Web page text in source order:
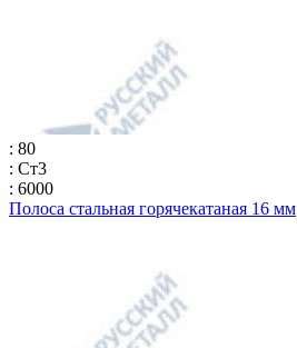
: 80
: Ст3
: 6000
Полоса стальная горячекатаная 16 мм